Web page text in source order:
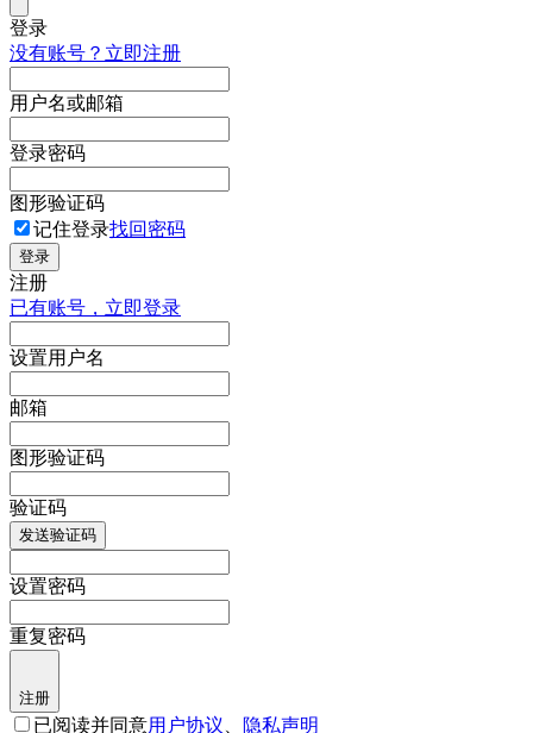
登录
没有账号？立即注册
用户名或邮箱
登录密码
图形验证码
记住登录找回密码
登录
注册
已有账号，立即登录
设置用户名
邮箱
图形验证码
验证码
发送验证码
设置密码
重复密码
注册
已阅读并同意用户协议 隐私声明